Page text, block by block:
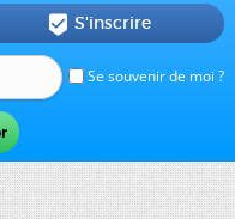
Se souvenir de moi ?
 S'inscrire